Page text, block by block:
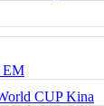
EM
CUP Kina